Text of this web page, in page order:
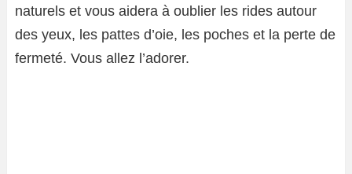
naturels et vous aidera à oublier les rides autour
des yeux, les pattes d’oie, les poches et la perte de
fermeté. Vous allez l’adorer.